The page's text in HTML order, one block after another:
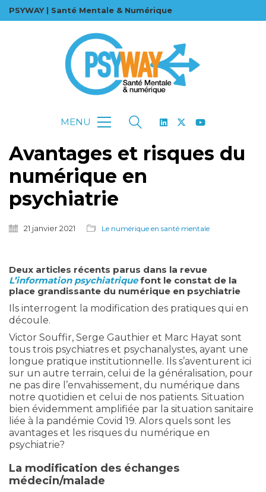
PSYWAY | Santé Mentale & Numérique
MENU
Avantages et risques du
numérique en
psychiatrie
21 janvier 2021 Le numérique en santé mentale
Deux articles récents parus dans la revue
L’information psychiatriquefont le constat de la
place grandissante du numérique en psychiatrie
Ils interrogent la modification des pratiques qui en
découle.
Victor Souffir, Serge Gauthier et Marc Hayat sont
tous trois psychiatres et psychanalystes, ayant une
longue pratique institutionnelle. Ils s’aventurent ici
sur un autre terrain, celui de la généralisation, pour
ne pas dire l’envahissement, du numérique dans
notre quotidien et celui de nos patients. Situation
bien évidemment amplifiée par la situation sanitaire
liée à la pandémie Covid 19. Alors quels sont les
avantages et les risques du numérique en
psychiatrie?
La modification des échanges
médecin/malade